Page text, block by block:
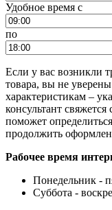
Удобное время c
по
Если у вас возникли
товара, вы не
характеристикам –
консультант
поможет
продолжить
Рабочее время
Понедельник -
Суббота -